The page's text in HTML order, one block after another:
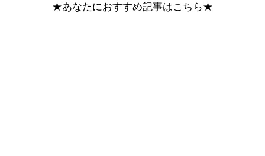
★あなたにおすすめ記事はこちら★